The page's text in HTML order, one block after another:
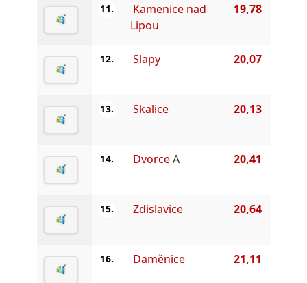
11.
Kamenice nad
Lipou
19,78
12. Slapy 20,07
13. Skalice 20,13
14. DvorceA 20,41
15. Zdislavice 20,64
16. Daměnice 21,11